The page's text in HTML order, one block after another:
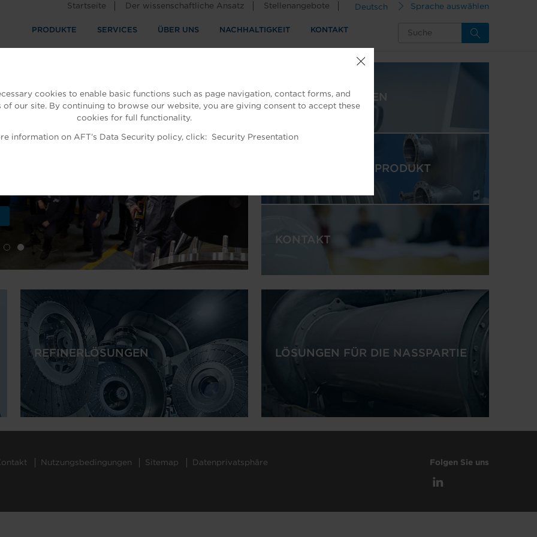
Deutsch Sprache auswählen
Startseite Der wissenschaftliche Ansatz Stellenangebote
PRODUKTE SERVICES ÜBER UNS NACHHALTIGKEIT KONTAKT
AFT-NACHRICHTEN
VORGESTELLTES PRODUKT
KONTAKT
REFINERLÖSUNGEN LÖSUNGEN FÜR DIE NASSPARTIE
cookies to enable basic functions such as page navigation, contact forms, and
of our site. By continuing to browse our website, you are giving consent to accept these
cookies for full functionality.
information on AFT’s Data Security policy, click: Security Presentation
Nutzungsbedingungen Sitemap Datenprivatsphäre Folgen Sie uns